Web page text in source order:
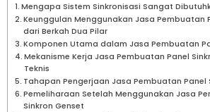
Mengapa Sistem Sinkronisasi Sangat
Keunggulan Menggunakan Jasa Pembuatan
dari Berkah Dua Pilar
Komponen Utama dalam Jasa Pembuatan
Mekanisme Kerja Jasa Pembuatan Panel
Teknis
Tahapan Pengerjaan Jasa Pembuatan Panel
Pemeliharaan Setelah Menggunakan Jasa
Sinkron Genset